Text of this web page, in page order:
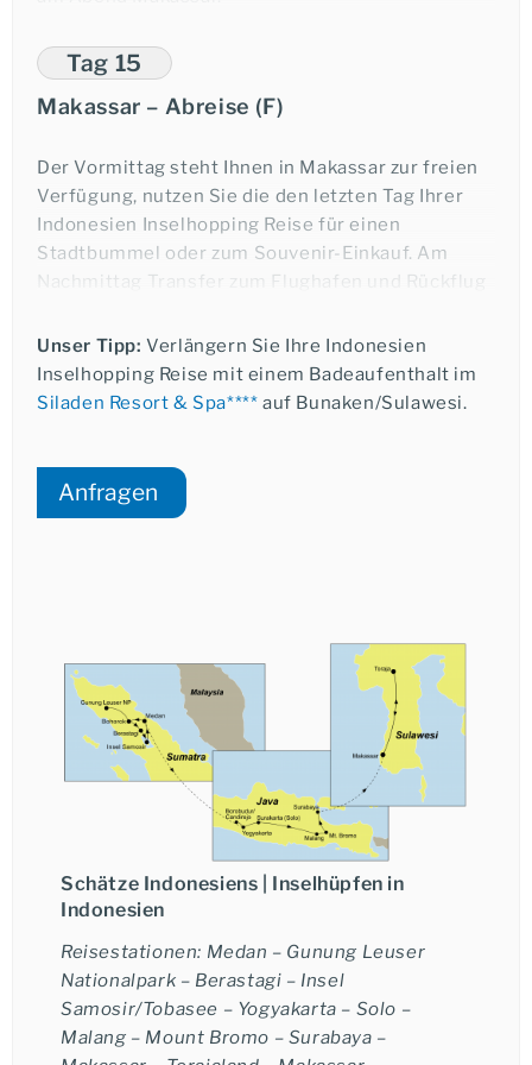
während Ihrem Besuch traditionelle Zeremonien
stattfinden, werden Sie diesen beiwohnen
können.
Übernachtung in Makassar.
Tag 15
Makassar – Abreise (F)
Der Vormittag steht Ihnen in Makassar zur freien
Verfügung, nutzen Sie die den letzten Tag Ihrer
Indonesien Inselhopping Reise für einen
Stadtbummel oder zum Souvenir-Einkauf. Am
Nachmittag Transfer zum Flughafen und Rückflug
Unser Tipp: Verlängern Sie Ihre Indonesien
Inselhopping Reise mit einem Badeaufenthalt im
Siladen Resort & Spa**** auf Bunaken/Sulawesi.
Anfragen
Schätze Indonesiens | Inselhüpfen in
Indonesien
Reisestationen: Medan – Gunung Leuser
Nationalpark – Berastagi – Insel
Samosir/Tobasee – Yogyakarta – Solo –
Malang – Mount Bromo – Surabaya –